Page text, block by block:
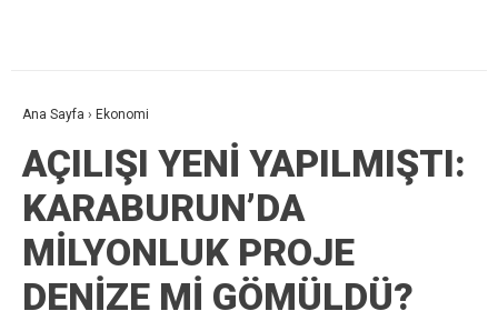
Ana Sayfa › Ekonomi
AÇILIŞI YENİ YAPILMIŞTI:
KARABURUN’DA
MİLYONLUK PROJE
DENİZE Mİ GÖMÜLDÜ?